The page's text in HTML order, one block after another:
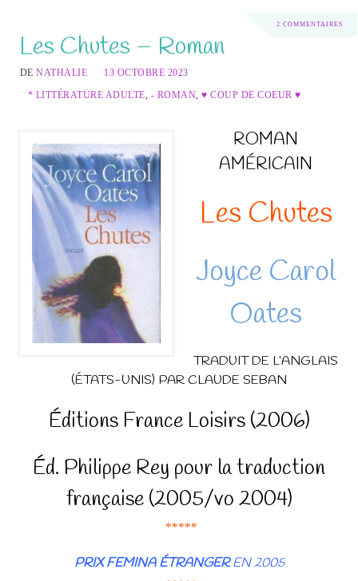
2 COMMENTAIRES
Les Chutes – Roman
DENATHALIE
13 OCTOBRE 2023
* LITTÉRATURE ADULTE - ROMAN ,♥ COUP DE COEUR ♥
ROMAN
AMÉRICAIN
Les Chutes
Joyce Carol
Oates
TRADUIT DE L’ANGLAIS
(ÉTATS-UNIS) PAR CLAUDE SEBAN
Éditions France Loisirs (2006)
Éd. Philippe Rey pour la traduction
française (2005/vo 2004)
*****
PRIX FEMINA ÉTRANGEREN 2005